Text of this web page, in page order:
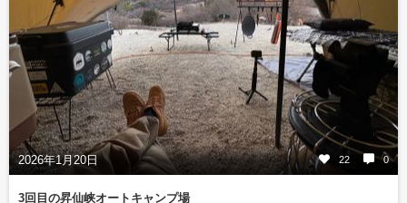
2026年1月20日 22 0
3回目の昇仙峡オートキャンプ場